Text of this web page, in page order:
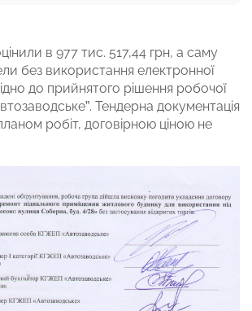
в 977 тис. 517,44 грн, а саму
без використання електронної
до прийнятого рішення робочої
Тендерна документація
робіт, договірною ціною не